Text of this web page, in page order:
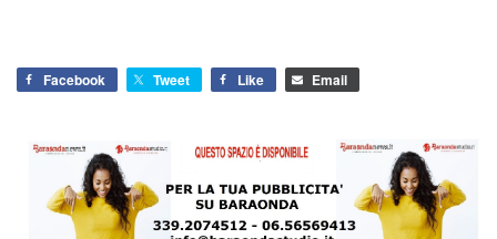
Facebook Tweet Like Email